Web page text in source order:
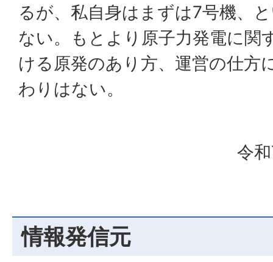
るが、私自身はまずは7号機、
ない。もとより原子力発電に関
ける原発のあり方、運営の仕方
わりはない。
令
情報発信元